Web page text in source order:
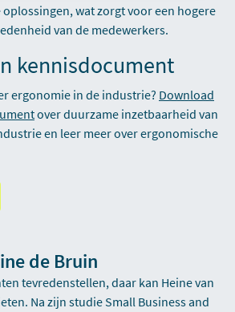
wat zorgt voor een hogere
van de medewerkers.
kennisdocument
ergonomie in de industrie? Download
over duurzame inzetbaarheid van
en leer meer over ergonomische
de Bruin
tevredenstellen, daar kan Heine van
Na zijn studie Small Business and